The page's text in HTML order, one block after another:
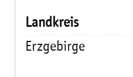
Erzgebirge